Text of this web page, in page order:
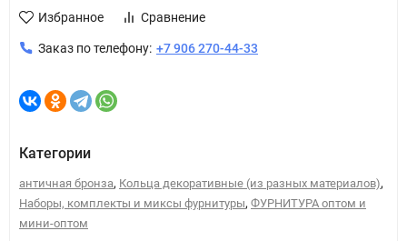
Избранное Сравнение
Заказ по телефону: +7 906 270-44-33
Категории
античная бронза, Кольца декоративные (из разных материалов),
Наборы, комплекты и миксы фурнитуры, ФУРНИТУРА оптом и
мини-оптом